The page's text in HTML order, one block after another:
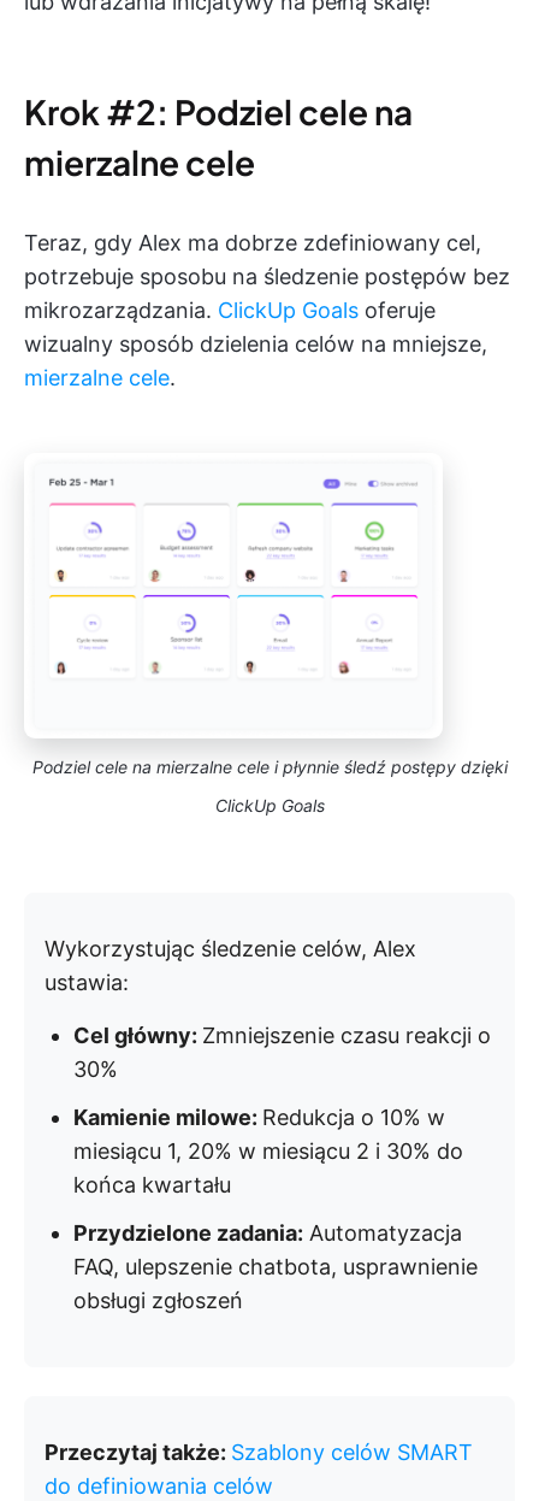
Krok #2: Podziel cele na
mierzalne cele
Teraz, gdy Alex ma dobrze zdefiniowany cel,
potrzebuje sposobu na śledzenie postępów bez
mikrozarządzania. ClickUp Goals oferuje
wizualny sposób dzielenia celów na mniejsze,
mierzalne cele.
Podziel cele na mierzalne cele i płynnie śledź postępy dzięki
ClickUp Goals
Wykorzystując śledzenie celów, Alex
ustawia:
Cel główny: Zmniejszenie czasu reakcji o
30%
Kamienie milowe: Redukcja o 10% w
miesiącu 1, 20% w miesiącu 2 i 30% do
końca kwartału
Przydzielone zadania: Automatyzacja
FAQ, ulepszenie chatbota, usprawnienie
obsługi zgłoszeń
Przeczytaj także: Szablony celów SMART
do definiowania celów